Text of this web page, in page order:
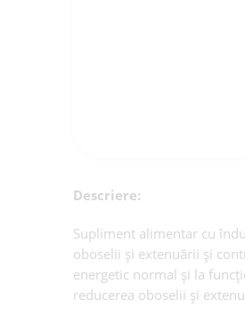
Descriere:
Supliment alimentar cu
oboselii și extenuării și
energetic normal și la
reducerea oboselii și